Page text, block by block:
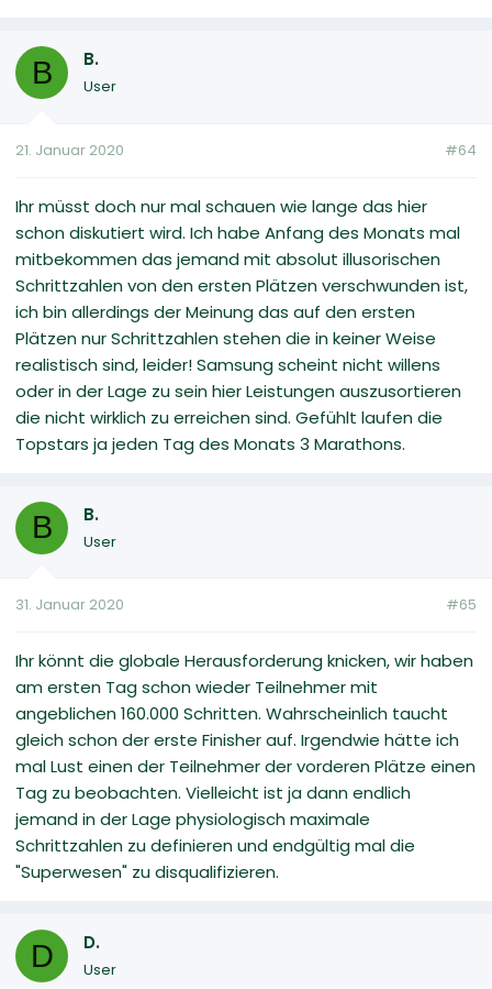
B B.
User
21. Januar 2020 #64
Ihr müsst doch nur mal schauen wie lange das hier
schon diskutiert wird. Ich habe Anfang des Monats mal
mitbekommen das jemand mit absolut illusorischen
Schrittzahlen von den ersten Plätzen verschwunden ist,
ich bin allerdings der Meinung das auf den ersten
Plätzen nur Schrittzahlen stehen die in keiner Weise
realistisch sind, leider! Samsung scheint nicht willens
oder in der Lage zu sein hier Leistungen auszusortieren
die nicht wirklich zu erreichen sind. Gefühlt laufen die
Topstars ja jeden Tag des Monats 3 Marathons.
B B.
User
31. Januar 2020 #65
Ihr könnt die globale Herausforderung knicken, wir haben
am ersten Tag schon wieder Teilnehmer mit
angeblichen 160.000 Schritten. Wahrscheinlich taucht
gleich schon der erste Finisher auf. Irgendwie hätte ich
mal Lust einen der Teilnehmer der vorderen Plätze einen
Tag zu beobachten. Vielleicht ist ja dann endlich
jemand in der Lage physiologisch maximale
Schrittzahlen zu definieren und endgültig mal die
"Superwesen" zu disqualifizieren.
D D.
User